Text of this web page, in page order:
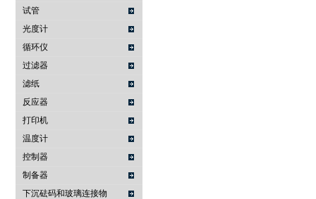
试管
光度计
循环仪
过滤器
滤纸
反应器
打印机
温度计
控制器
制备器
下沉砝码和玻璃连接物